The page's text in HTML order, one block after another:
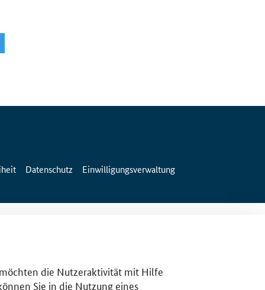
Datenschutz Einwilligungsverwaltung
die Nutzeraktivität mit Hilfe
Sie in die Nutzung eines